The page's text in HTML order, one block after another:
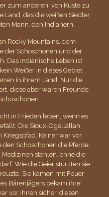
zum anderen, von Küste zu
Land, das die weißen Siedler
Mann, den Indianern.
Rocky Mountains, dem
der Schoschonen und der
Das indianische Leben ist
Weißer in dieses Gebiet
in ihrem Land. Nur die
diese aber waren Freunde
in Frieden leben, wenn es
Die Sioux-Ogellallah
Keiner war vor
Schoschonen die Pferde
stehlen, ohne die
Wie die Geier stürzten sie
Sie kamen mit Feuer
Bärenjägers bekam ihre
vor ihnen sicher, diesen